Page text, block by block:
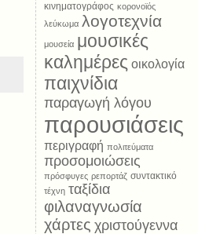
κινηματογράφος κορονοϊός
λεύκωμα λογοτεχνία
μουσεία μουσικές
καλημέρες οικολογία
παιχνίδια
παραγωγή λόγου
παρουσιάσεις
περιγραφή πολιτεύματα
προσομοιώσεις
πρόσφυγες ρεπορτάζ συντακτικό
τέχνη ταξίδια
φιλαναγνωσία
χάρτες χριστούγεννα